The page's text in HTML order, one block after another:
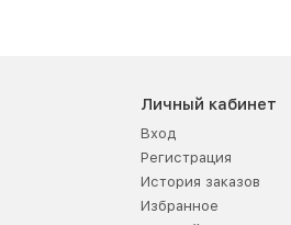
Личный кабинет
Вход
Регистрация
История заказов
Избранное